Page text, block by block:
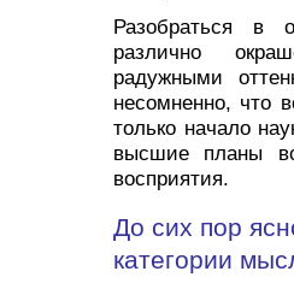
Разобраться в
различно
радужными
несомненно, что
только начало
высшие планы
восприятия.
До сих пор
категории